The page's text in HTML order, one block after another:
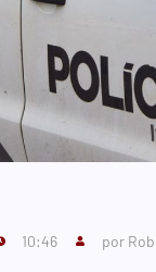
10:46 por